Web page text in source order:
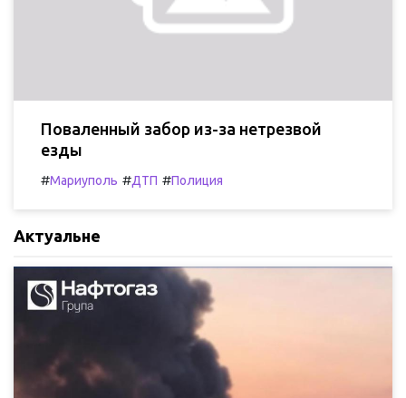
Поваленный забор из-за нетрезвой
езды
#Мариуполь #ДТП #Полиция
Актуальне